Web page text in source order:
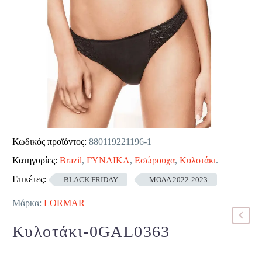
Κωδικός προϊόντος: 880119221196-1
Κατηγορίες: Brazil, ΓΥΝΑΙΚΑ, Εσώρουχα, Κυλοτάκι.
Ετικέτες:
BLACK FRIDAY ΜΟΔΑ 2022-2023
Μάρκα: LORMAR
Κυλοτάκι-0GAL0363